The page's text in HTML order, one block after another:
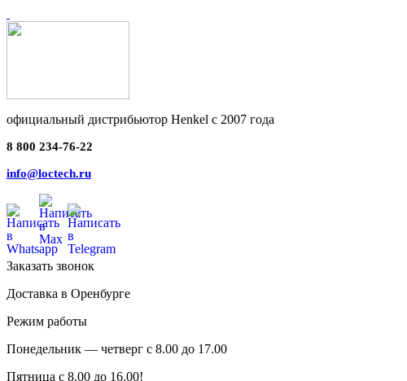
официальный дистрибьютор Henkel с 2007 года
8 800 234-76-22
info@loctech.ru
Заказать звонок
Доставка в Оренбурге
Режим работы
Понедельник — четверг с 8.00 до 17.00
Пятница с 8.00 до 16.00!